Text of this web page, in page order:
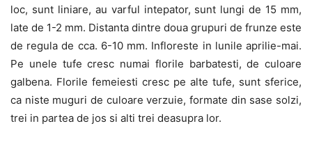
loc, sunt liniare, au varful intepator, sunt lungi de 15 mm,
late de 1-2 mm. Distanta dintre doua grupuri de frunze este
de regula de cca. 6-10 mm. Infloreste in lunile aprilie-mai.
Pe unele tufe cresc numai florile barbatesti, de culoare
galbena. Florile femeiesti cresc pe alte tufe, sunt sferice,
ca niste muguri de culoare verzuie, formate din sase solzi,
trei in partea de jos si alti trei deasupra lor.